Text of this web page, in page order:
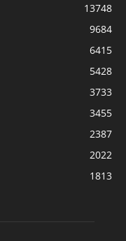
13748
9684
6415
5428
3733
3455
2387
2022
1813